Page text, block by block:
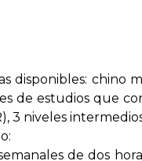
chino
de estudios que
3 niveles
de dos